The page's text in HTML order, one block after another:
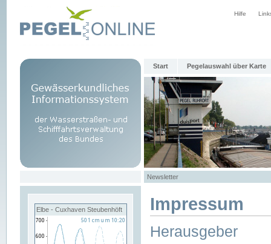
Hilfe
Start Pegelauswahl über Karte
Newsletter
Elbe - Cuxhaven Steubenhöft Impressum
Herausgeber